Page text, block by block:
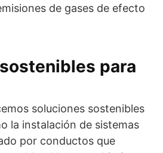
de gases de efecto
para
soluciones sostenibles
la instalación de sistemas
por conductos que